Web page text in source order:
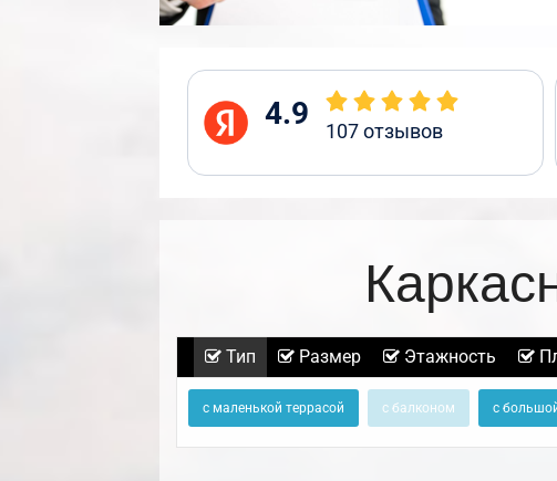
4.9 107отзывов
Тип Размер Этажность
с маленькой террасой с балконом с